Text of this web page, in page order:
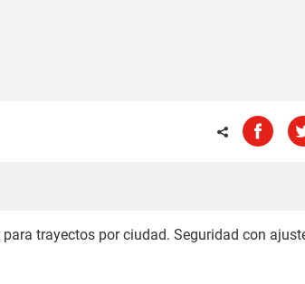
trayectos por ciudad. Seguridad con